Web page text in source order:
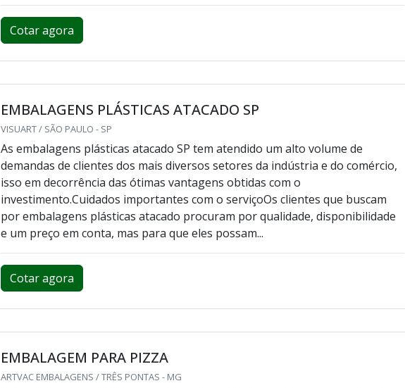
Cotar agora
EMBALAGENS PLÁSTICAS ATACADO SP
VISUART / SÃO PAULO - SP
As embalagens plásticas atacado SP tem atendido um alto volume de
demandas de clientes dos mais diversos setores da indústria e do comércio,
isso em decorrência das ótimas vantagens obtidas com o
investimento.Cuidados importantes com o serviçoOs clientes que buscam
por embalagens plásticas atacado procuram por qualidade, disponibilidade
e um preço em conta, mas para que eles possam...
Cotar agora
EMBALAGEM PARA PIZZA
ARTVAC EMBALAGENS / TRÊS PONTAS - MG